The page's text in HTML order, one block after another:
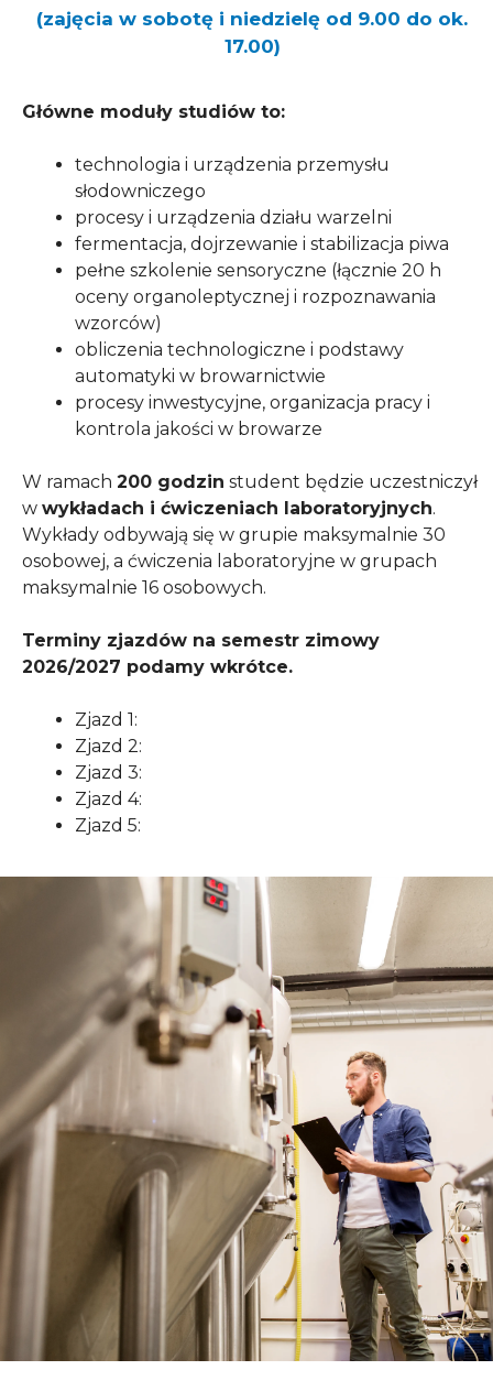
(zajęcia w sobotę i niedzielę od 9.00 do ok.
17.00)
Główne moduły studiów to:
technologia i urządzenia przemysłu
słodowniczego
procesy i urządzenia działu warzelni
fermentacja, dojrzewanie i stabilizacja piwa
pełne szkolenie sensoryczne (łącznie 20 h
oceny organoleptycznej i rozpoznawania
wzorców)
obliczenia technologiczne i podstawy
automatyki w browarnictwie
procesy inwestycyjne, organizacja pracy i
kontrola jakości w browarze
W ramach 200 godzin student będzie uczestniczył
w wykładach i ćwiczeniach laboratoryjnych.
Wykłady odbywają się w grupie maksymalnie 30
osobowej, a ćwiczenia laboratoryjne w grupach
maksymalnie 16 osobowych.
Terminy zjazdów na semestr zimowy
2026/2027 podamy wkrótce.
Zjazd 1:
Zjazd 2:
Zjazd 3:
Zjazd 4:
Zjazd 5: